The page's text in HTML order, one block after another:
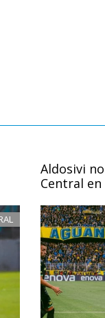
Aldosivi
Central en